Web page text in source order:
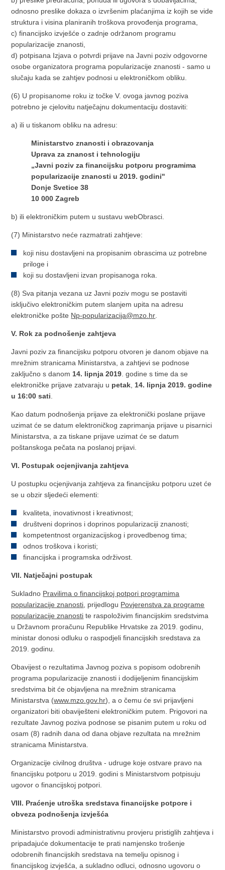
odnosno preslike dokaza o izvršenim plaćanjima iz kojih se vide
struktura i visina planiranih troškova provođenja programa,
c) financijsko izvješće o zadnje održanom programu
popularizacije znanosti,
d) potpisana Izjava o potvrdi prijave na Javni poziv odgovorne
osobe organizatora programa popularizacije znanosti - samo u
slučaju kada se zahtjev podnosi u elektroničkom obliku.
(6) U propisanome roku iz točke V. ovoga javnog poziva
potrebno je cjelovitu natječajnu dokumentaciju dostaviti:
a) ili u tiskanom obliku na adresu:
Ministarstvo znanosti i obrazovanja
Uprava za znanost i tehnologiju
„Javni poziv za financijsku potporu programima
popularizacije znanosti u 2019. godini''
Donje Svetice 38
10 000 Zagreb
b) ili elektroničkim putem u sustavu webObrasci.
(7) Ministarstvo neće razmatrati zahtjeve:
koji nisu dostavljeni na propisanim obrascima uz potrebne
priloge i
koji su dostavljeni izvan propisanoga roka.
(8) Sva pitanja vezana uz Javni poziv mogu se postaviti
isključivo elektroničkim putem slanjem upita na adresu
elektroničke pošte Np-popularizacija@mzo.hr
V. Rok za podnošenje zahtjeva
Javni poziv za financijsku potporu otvoren je danom objave na
mrežnim stranicama Ministarstva, a zahtjevi se podnose
zaključno s danom 14. lipnja 2019 . godine s time da se
elektroničke prijave zatvaraju u petak 14. lipnja 2019. godine
u 16:00 sati
Kao datum podnošenja prijave za elektronički poslane prijave
uzimat će se datum elektroničkog zaprimanja prijave u pisarnici
Ministarstva, a za tiskane prijave uzimat će se datum
poštanskoga pečata na poslanoj prijavi.
VI. Postupak ocjenjivanja zahtjeva
U postupku ocjenjivanja zahtjeva za financijsku potporu uzet će
se u obzir sljedeći elementi:
kvaliteta, inovativnost i kreativnost;
društveni doprinos i doprinos popularizaciji znanosti;
kompetentnost organizacijskog i provedbenog tima;
odnos troškova i koristi;
financijska i programska održivost.
VII. Natječajni postupak
Sukladno Pravilima o financijskoj potpori programima
popularizacije znanosti , prijedlogu Povjerenstva za programe
popularizacije znanosti te raspoloživim financijskim sredstvima
u Državnom proračunu Republike Hrvatske za 2019. godinu,
ministar donosi odluku o raspodjeli financijskih sredstava za
2019. godinu.
Obavijest o rezultatima Javnog poziva s popisom odobrenih
programa popularizacije znanosti i dodijeljenim financijskim
sredstvima bit će objavljena na mrežnim stranicama
Ministarstva (www.mzo.gov.hr), a o čemu će svi prijavljeni
organizatori biti obaviješteni elektroničkim putem. Prigovori na
rezultate Javnog poziva podnose se pisanim putem u roku od
osam (8) radnih dana od dana objave rezultata na mrežnim
stranicama Ministarstva.
Organizacije civilnog društva - udruge koje ostvare pravo na
financijsku potporu u 2019. godini s Ministarstvom potpisuju
ugovor o financijskoj potpori.
VIII. Praćenje utroška sredstava financijske potpore i
obveza podnošenja izvješća
Ministarstvo provodi administrativnu provjeru pristiglih zahtjeva i
pripadajuće dokumentacije te prati namjensko trošenje
odobrenih financijskih sredstava na temelju opisnog i
financijskog izvješća, a sukladno odluci, odnosno ugovoru o